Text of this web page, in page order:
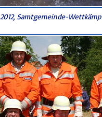
2012, Samtgemeinde-